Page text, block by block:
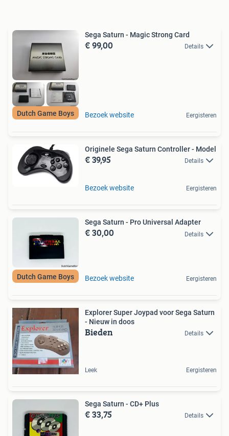
Dutch Game Boys
Sega Saturn - Magic Strong Card
€ 99,00 Details
Bezoek website Eergisteren
Originele Sega Saturn Controller - Model
€ 39,95 Details
Bezoek website Eergisteren
Dutch Game Boys
Sega Saturn - Pro Universal Adapter
€ 30,00 Details
Bezoek website Eergisteren
Explorer Super Joypad voor Sega Saturn
- Nieuw in doos
Bieden Details
Leek Eergisteren
Sega Saturn - CD+ Plus
€ 33,75 Details